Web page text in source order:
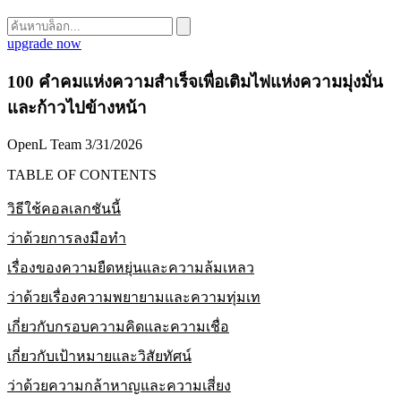
upgrade now
100 คำคมแห่งความสำเร็จเพื่อเติมไฟแห่งความมุ่งมั่น
และก้าวไปข้างหน้า
OpenL Team 3/31/2026
TABLE OF CONTENTS
วิธีใช้คอลเลกชันนี้
ว่าด้วยการลงมือทำ
เรื่องของความยืดหยุ่นและความล้มเหลว
ว่าด้วยเรื่องความพยายามและความทุ่มเท
เกี่ยวกับกรอบความคิดและความเชื่อ
เกี่ยวกับเป้าหมายและวิสัยทัศน์
ว่าด้วยความกล้าหาญและความเสี่ยง